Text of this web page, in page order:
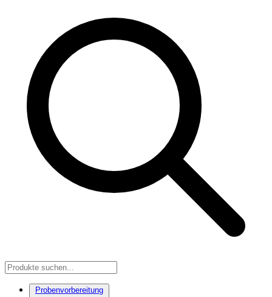
Probenvorbereitung